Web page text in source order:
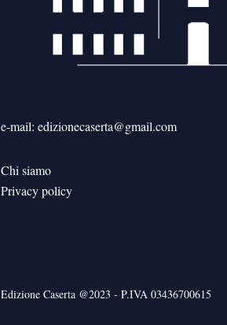
e-mail: edizionecaserta@gmail.com
Chi siamo
Privacy policy
Edizione Caserta @2023 - P.IVA 03436700615